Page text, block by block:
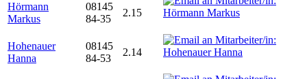
Hörmann
Markus
08145
84-35
2.15
Hohenauer
Hanna
08145
84-53
2.14